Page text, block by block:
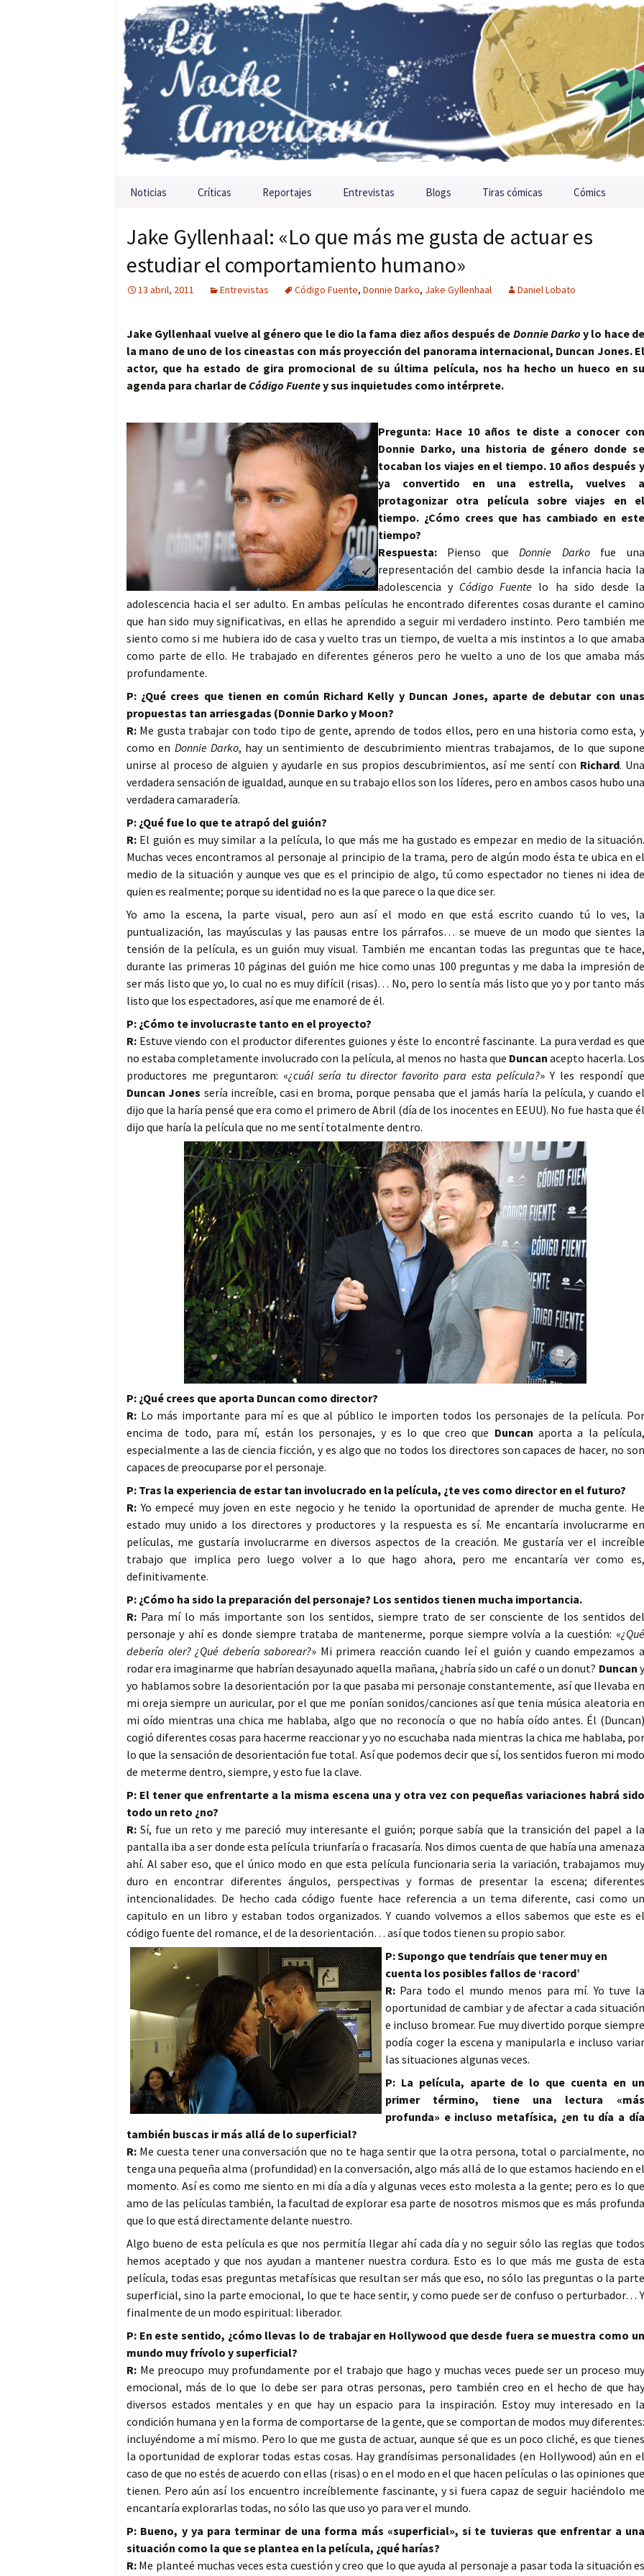
Saltar al contenido
Noticias Críticas Reportajes Entrevistas Blogs Tiras cómicas Cómics
Jake Gyllenhaal: «Lo que más me gusta de actuar es
estudiar el comportamiento humano»
13 abril, 2011 Entrevistas Código Fuente, Donnie Darko, Jake Gyllenhaal Daniel Lobato
Jake Gyllenhaal vuelve al género que le dio la fama diez años después de Donnie Darko y lo hace de
la mano de uno de los cineastas con más proyección del panorama internacional, Duncan Jones. El
actor, que ha estado de gira promocional de su última película, nos ha hecho un hueco en su
agenda para charlar de Código Fuentey sus inquietudes como intérprete.
Pregunta: Hace 10 años te diste a conocer con
Donnie Darko, una historia de género donde se
tocaban los viajes en el tiempo. 10 años después y
ya convertido en una estrella, vuelves a
protagonizar otra película sobre viajes en el
tiempo. ¿Cómo crees que has cambiado en este
tiempo?
Respuesta: Pienso queDonnie Darkofue una
representación del cambio desde la infancia hacia la
adolescencia y Código Fuente lo ha sido desde la
adolescencia hacia el ser adulto. En ambas películas he encontrado diferentes cosas durante el camino
que han sido muy significativas, en ellas he aprendido a seguir mi verdadero instinto. Pero también me
siento como si me hubiera ido de casa y vuelto tras un tiempo, de vuelta a mis instintos a lo que amaba
como parte de ello. He trabajado en diferentes géneros pero he vuelto a uno de los que amaba más
profundamente.
P: ¿Qué crees que tienen en común Richard Kelly y Duncan Jones, aparte de debutar con unas
propuestas tan arriesgadas (Donnie Darko y Moon?
R: Me gusta trabajar con todo tipo de gente, aprendo de todos ellos, pero en una historia como esta, y
como en Donnie Darko, hay un sentimiento de descubrimiento mientras trabajamos, de lo que supone
unirse al proceso de alguien y ayudarle en sus propios descubrimientos, así me sentí con Richard. Una
verdadera sensación de igualdad, aunque en su trabajo ellos son los líderes, pero en ambos casos hubo una
verdadera camaradería.
P: ¿Qué fue lo que te atrapó del guión?
R: El guión es muy similar a la película, lo que más me ha gustado es empezar en medio de la situación.
Muchas veces encontramos al personaje al principio de la trama, pero de algún modo ésta te ubica en el
medio de la situación y aunque ves que es el principio de algo, tú como espectador no tienes ni idea de
quien es realmente; porque su identidad no es la que parece o la que dice ser.
Yo amo la escena, la parte visual, pero aun así el modo en que está escrito cuando tú lo ves, la
puntualización, las mayúsculas y las pausas entre los párrafos… se mueve de un modo que sientes la
tensión de la película, es un guión muy visual. También me encantan todas las preguntas que te hace,
durante las primeras 10 páginas del guión me hice como unas 100 preguntas y me daba la impresión de
ser más listo que yo, lo cual no es muy difícil (risas)… No, pero lo sentía más listo que yo y por tanto más
listo que los espectadores, así que me enamoré de él.
P: ¿Cómo te involucraste tanto en el proyecto?
R: Estuve viendo con el productor diferentes guiones y éste lo encontré fascinante. La pura verdad es que
no estaba completamente involucrado con la película, al menos no hasta que Duncan acepto hacerla. Los
productores me preguntaron: «¿cuál sería tu director favorito para esta película?» Y les respondí que
Duncan Jones sería increíble, casi en broma, porque pensaba que el jamás haría la película, y cuando el
dijo que la haría pensé que era como el primero de Abril (día de los inocentes en EEUU). No fue hasta que él
dijo que haría la película que no me sentí totalmente dentro.
P: ¿Qué crees que aporta Duncan como director?
R: Lo más importante para mí es que al público le importen todos los personajes de la película. Por
encima de todo, para mí, están los personajes, y es lo que creo que Duncan aporta a la película,
especialmente a las de ciencia ficción, y es algo que no todos los directores son capaces de hacer, no son
capaces de preocuparse por el personaje.
P: Tras la experiencia de estar tan involucrado en la película, ¿te ves como director en el futuro?
R: Yo empecé muy joven en este negocio y he tenido la oportunidad de aprender de mucha gente. He
estado muy unido a los directores y productores y la respuesta es sí. Me encantaría involucrarme en
películas, me gustaría involucrarme en diversos aspectos de la creación. Me gustaría ver el increíble
trabajo que implica pero luego volver a lo que hago ahora, pero me encantaría ver como es,
definitivamente.
P: ¿Cómo ha sido la preparación del personaje? Los sentidos tienen mucha importancia.
R: Para mí lo más importante son los sentidos, siempre trato de ser consciente de los sentidos del
personaje y ahí es donde siempre trataba de mantenerme, porque siempre volvía a la cuestión: «¿Qué
debería oler? ¿Qué debería saborear?» Mi primera reacción cuando leí el guión y cuando empezamos a
rodar era imaginarme que habrían desayunado aquella mañana, ¿habría sido un café o un donut? Duncan y
yo hablamos sobre la desorientación por la que pasaba mi personaje constantemente, así que llevaba en
mi oreja siempre un auricular, por el que me ponían sonidos/canciones así que tenia música aleatoria en
mi oído mientras una chica me hablaba, algo que no reconocía o que no había oído antes. Él (Duncan)
cogió diferentes cosas para hacerme reaccionar y yo no escuchaba nada mientras la chica me hablaba, por
lo que la sensación de desorientación fue total. Así que podemos decir que sí, los sentidos fueron mi modo
de meterme dentro, siempre, y esto fue la clave.
P: El tener que enfrentarte a la misma escena una y otra vez con pequeñas variaciones habrá sido
todo un reto ¿no?
R: Sí, fue un reto y me pareció muy interesante el guión; porque sabía que la transición del papel a la
pantalla iba a ser donde esta película triunfaría o fracasaría. Nos dimos cuenta de que había una amenaza
ahí. Al saber eso, que el único modo en que esta película funcionaria seria la variación, trabajamos muy
duro en encontrar diferentes ángulos, perspectivas y formas de presentar la escena; diferentes
intencionalidades. De hecho cada código fuente hace referencia a un tema diferente, casi como un
capitulo en un libro y estaban todos organizados. Y cuando volvemos a ellos sabemos que este es el
código fuente del romance, el de la desorientación… así que todos tienen su propio sabor.
P: Supongo que tendríais que tener muy en
cuenta los posibles fallos de ‘racord’
R: Para todo el mundo menos para mí. Yo tuve la
oportunidad de cambiar y de afectar a cada situación
e incluso bromear. Fue muy divertido porque siempre
podía coger la escena y manipularla e incluso variar
las situaciones algunas veces.
P: La película, aparte de lo que cuenta en un
primer término, tiene una lectura «más
profunda» e incluso metafísica, ¿en tu día a día
también buscas ir más allá de lo superficial?
R: Me cuesta tener una conversación que no te haga sentir que la otra persona, total o parcialmente, no
tenga una pequeña alma (profundidad) en la conversación, algo más allá de lo que estamos haciendo en el
momento. Así es como me siento en mi día a día y algunas veces esto molesta a la gente; pero es lo que
amo de las películas también, la facultad de explorar esa parte de nosotros mismos que es más profunda
que lo que está directamente delante nuestro.
Algo bueno de esta película es que nos permitía llegar ahí cada día y no seguir sólo las reglas que todos
hemos aceptado y que nos ayudan a mantener nuestra cordura. Esto es lo que más me gusta de esta
película, todas esas preguntas metafísicas que resultan ser más que eso, no sólo las preguntas o la parte
superficial, sino la parte emocional, lo que te hace sentir, y como puede ser de confuso o perturbador… Y
finalmente de un modo espiritual: liberador.
P: En este sentido, ¿cómo llevas lo de trabajar en Hollywood que desde fuera se muestra como un
mundo muy frívolo y superficial?
R: Me preocupo muy profundamente por el trabajo que hago y muchas veces puede ser un proceso muy
emocional, más de lo que lo debe ser para otras personas, pero también creo en el hecho de que hay
diversos estados mentales y en que hay un espacio para la inspiración. Estoy muy interesado en la
condición humana y en la forma de comportarse de la gente, que se comportan de modos muy diferentes:
incluyéndome a mí mismo. Pero lo que me gusta de actuar, aunque sé que es un poco cliché, es que tienes
la oportunidad de explorar todas estas cosas. Hay grandísimas personalidades (en Hollywood) aún en el
caso de que no estés de acuerdo con ellas (risas) o en el modo en el que hacen películas o las opiniones que
tienen. Pero aún así los encuentro increíblemente fascinante, y si fuera capaz de seguir haciéndolo me
encantaría explorarlas todas, no sólo las que uso yo para ver el mundo.
P: Bueno, y ya para terminar de una forma más «superficial», si te tuvieras que enfrentar a una
situación como la que se plantea en la película, ¿qué harías?
R: Me planteé muchas veces esta cuestión y creo que lo que ayuda al personaje a pasar toda la situación es